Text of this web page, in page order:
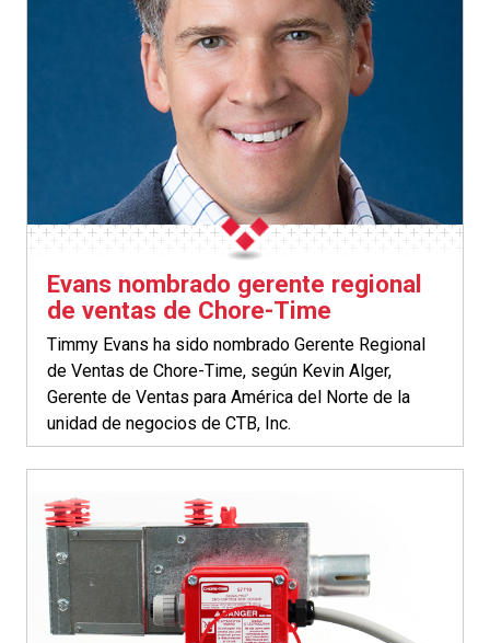
Evans nombrado gerente regional
de ventas de Chore-Time
Timmy Evans ha sido nombrado Gerente Regional
de Ventas de Chore-Time, según Kevin Alger,
Gerente de Ventas para América del Norte de la
unidad de negocios de CTB, Inc.